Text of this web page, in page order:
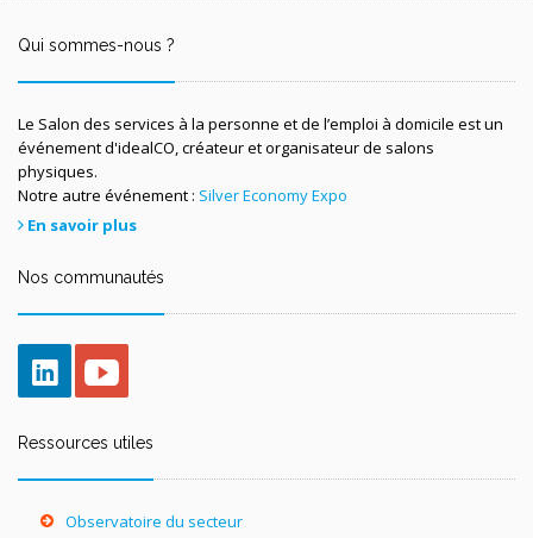
Qui sommes-nous ?
Le Salon des services à la personne et de l’emploi à domicile est un
événement d'idealCO, créateur et organisateur de salons
physiques.
Notre autre événement : Silver Economy Expo
En savoir plus
Nos communautés
Ressources utiles
Observatoire du secteur